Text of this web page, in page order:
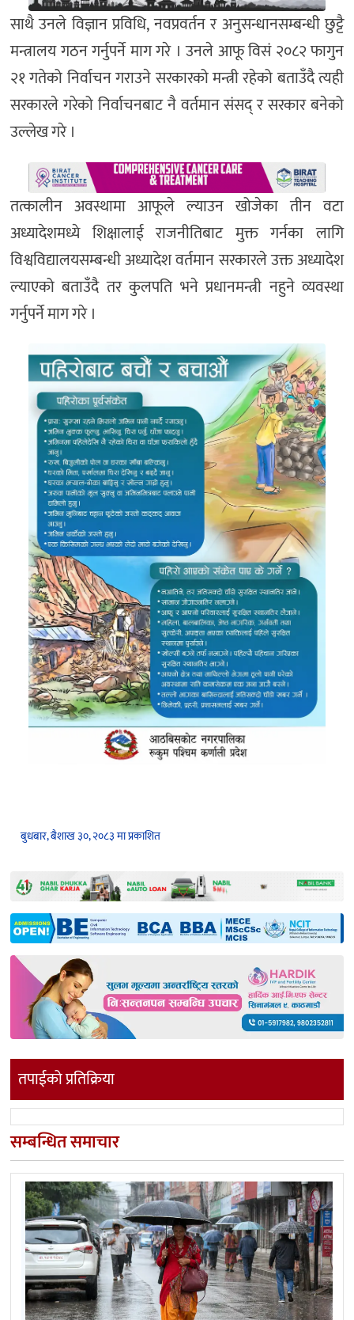
साथै उनले विज्ञान प्रविधि, नवप्रवर्तन र अनुसन्धानसम्बन्धी छुट्टै
मन्त्रालय गठन गर्नुपर्ने माग गरे । उनले आफू विसं २०८२ फागुन
२१ गतेको निर्वाचन गराउने सरकारको मन्त्री रहेको बताउँदै त्यही
सरकारले गरेको निर्वाचनबाट नै वर्तमान संसद् र सरकार बनेको
उल्लेख गरे ।
तत्कालीन अवस्थामा आफूले ल्याउन खोजेका तीन वटा
अध्यादेशमध्ये शिक्षालाई राजनीतिबाट मुक्त गर्नका लागि
विश्वविद्यालयसम्बन्धी अध्यादेश वर्तमान सरकारले उक्त अध्यादेश
ल्याएको बताउँदै तर कुलपति भने प्रधानमन्त्री नहुने व्यवस्था
गर्नुपर्ने माग गरे ।
बुधबार, बैशाख ३०, २०८३ मा प्रकाशित
तपाईको प्रतिक्रिया
सम्बन्धित समाचार